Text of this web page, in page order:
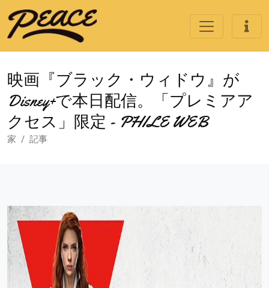
映画『ブラック・ウィドウ』が
Disney+で本日配信。「プレミアア
クセス」限定 - PHILE WEB
家 記事